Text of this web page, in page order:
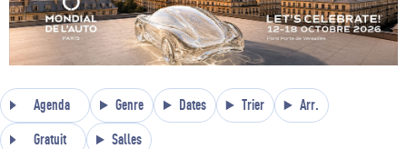
Agenda Genre Dates Trier Arr.
Gratuit Salles